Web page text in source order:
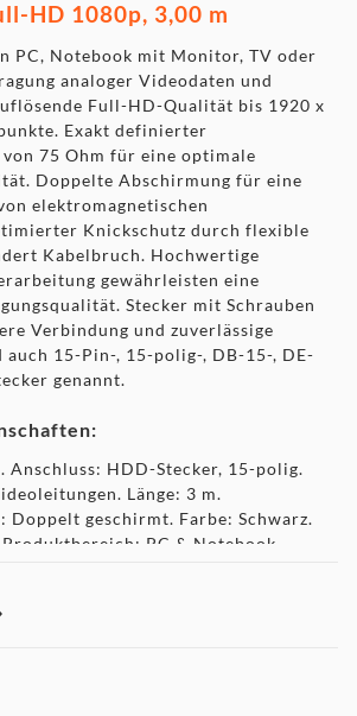
sorgt für eine sichere Verbindung
, 15-polig-, DB-15-, DE-15- oder HD-15-
HD 1080p, 3,00 m
PC, Notebook mit Monitor, TV oder
analoger Videodaten und
Full-HD-Qualität bis 1920 x
Exakt definierter
75 Ohm für eine optimale
Doppelte Abschirmung für eine
elektromagnetischen
Knickschutz durch flexible
Kabelbruch. Hochwertige
gewährleisten eine
Stecker mit Schrauben
Verbindung und zuverlässige
15-Pin-, 15-polig-, DB-15-, DE-
genannt.
Anschluss: HDD-Stecker, 15-polig.
Länge: 3 m.
Doppelt geschirmt. Farbe: Schwarz.
PC & Notebook.